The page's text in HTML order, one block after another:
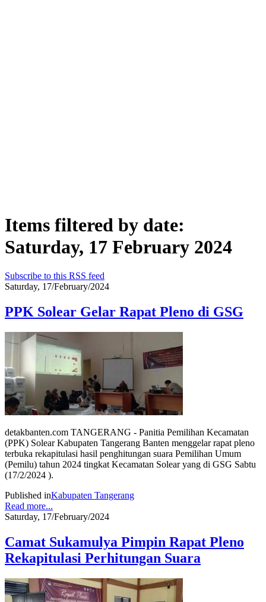
Items filtered by date:
Saturday, 17 February 2024
Subscribe to this RSS feed
Saturday, 17/February/2024
PPK Solear Gelar Rapat Pleno di GSG
detakbanten.com TANGERANG - Panitia Pemilihan Kecamatan
(PPK) Solear Kabupaten Tangerang Banten menggelar rapat pleno
terbuka rekapitulasi hasil penghitungan suara Pemilihan Umum
(Pemilu) tahun 2024 tingkat Kecamatan Solear yang di GSG Sabtu
(17/2/2024 ).
Published inKabupaten Tangerang
Read more...
Saturday, 17/February/2024
Camat Sukamulya Pimpin Rapat Pleno
Rekapitulasi Perhitungan Suara